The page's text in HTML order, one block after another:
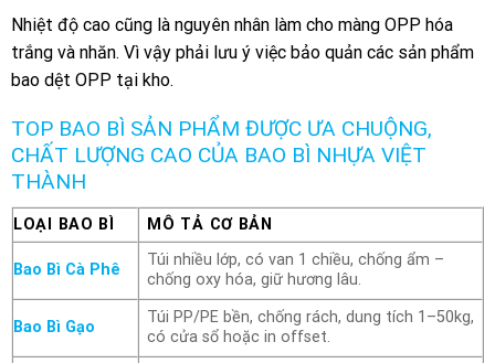
Nhiệt độ cao cũng là nguyên nhân làm cho màng OPP hóa
trắng và nhăn. Vì vậy phải lưu ý việc bảo quản các sản phẩm
bao dệt OPP tại kho.
TOP BAO BÌ SẢN PHẨM ĐƯỢC ƯA CHUỘNG,
CHẤT LƯỢNG CAO CỦA BAO BÌ NHỰA VIỆT
THÀNH
LOẠI BAO BÌ MÔ TẢ CƠ BẢN
Bao Bì Cà Phê
Túi nhiều lớp, có van 1 chiều, chống ẩm –
chống oxy hóa, giữ hương lâu.
Bao Bì Gạo
Túi PP/PE bền, chống rách, dung tích 1–50kg,
có cửa sổ hoặc in offset.